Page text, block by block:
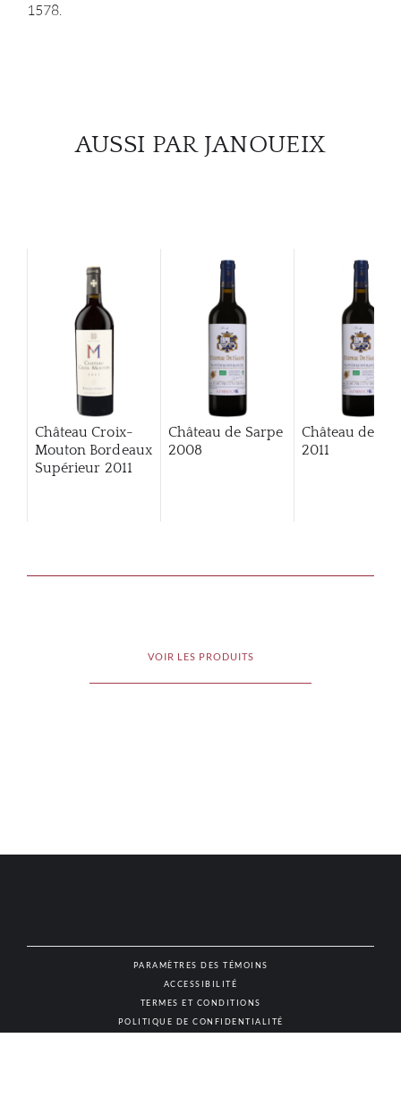
1578.
AUSSI PAR JANOUEIX
Château Croix-
Mouton Bordeaux
Supérieur 2011
Château de Sarpe
2008
Château de
2011
VOIR LES PRODUITS
PARAMÈTRES DES TÉMOINS
ACCESSIBILITÉ
TERMES ET CONDITIONS
POLITIQUE DE CONFIDENTIALITÉ